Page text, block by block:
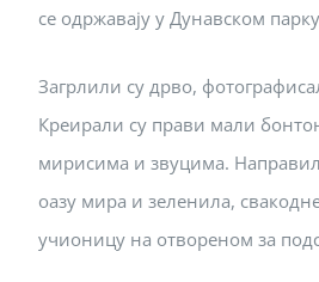
се одржавају у Дунавском
Загрлили су дрво,
Креирали су прави мали
мирисима и звуцима.
оазу мира и зеленила,
учионицу на отвореном за